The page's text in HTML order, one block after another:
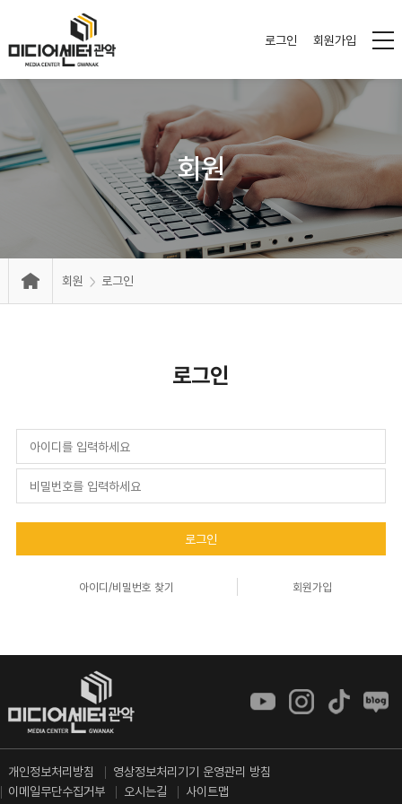
로그인 회원가입
회원
회원 로그인
로그인
로그인
아이디/비밀번호 찾기 회원가입
개인정보처리방침
영상정보처리기기 운영관리 방침
이메일무단수집거부
오시는길 사이트맵